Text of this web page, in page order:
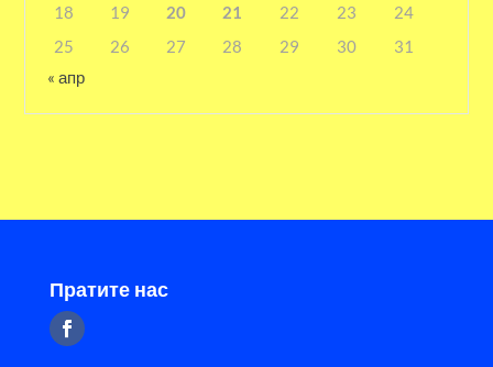
18
19 20 21 22 23
24
25
26 27 28 29 30
31
« апр
Пратите нас